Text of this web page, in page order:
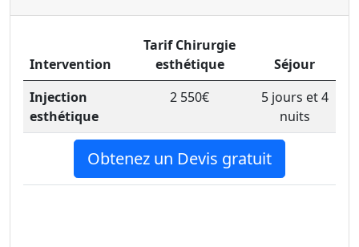
Intervention
Tarif Chirurgie
esthétique
Séjour
Injection
esthétique
2 550€
5 jours et 4
nuits
Obtenez un Devis gratuit